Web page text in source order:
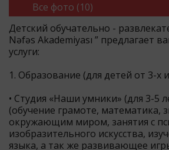
Все фото (10)
Детский обучательно -
Nəfəs Akademiyası ” предлагает
услуги:
1. Образование (для детей от 3-х
• Студия «Наши умники» (для 3-5
(обучение грамоте, математика,
окружающим миром, занятия с
изобразительного искусства,
языка, а так же развивающее